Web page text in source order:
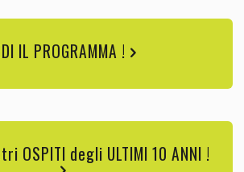
IL PROGRAMMA !
OSPITI degli ULTIMI 10 ANNI !